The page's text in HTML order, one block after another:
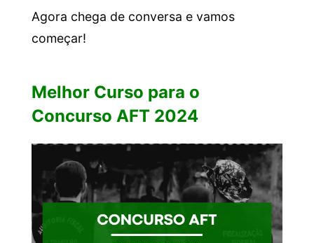
Agora chega de conversa e vamos
começar!
Melhor Curso para o
Concurso AFT 2024